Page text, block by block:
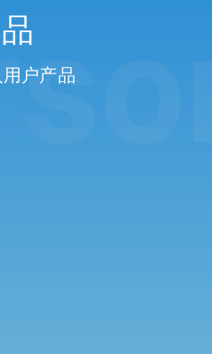
户产品